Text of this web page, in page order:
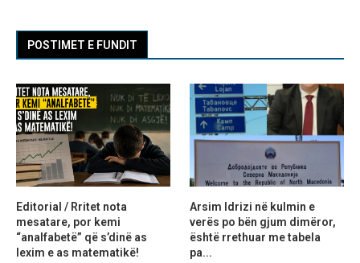
POSTIMET E FUNDIT
Editorial / Rritet nota
mesatare, por kemi
“analfabetë” që s’dinë as
lexim e as matematikë!
Arsim Idrizi në kulmin e
verës po bën gjum dimëror,
është rrethuar me tabela
pa...